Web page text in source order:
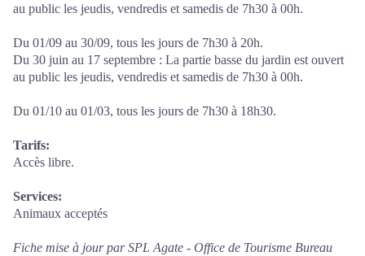
au public les jeudis, vendredis et samedis de 7h30 à 00h.
Du 01/09 au 30/09, tous les jours de 7h30 à 20h.
Du 30 juin au 17 septembre : La partie basse du jardin est ouvert
au public les jeudis, vendredis et samedis de 7h30 à 00h.
Du 01/10 au 01/03, tous les jours de 7h30 à 18h30.
Tarifs:
Accès libre.
Services:
Animaux acceptés
Fiche mise à jour par SPL Agate - Office de Tourisme Bureau